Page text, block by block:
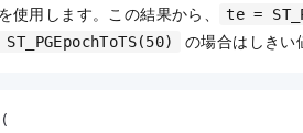
を使用します。この結果から、 te =
の場合はしきい
(